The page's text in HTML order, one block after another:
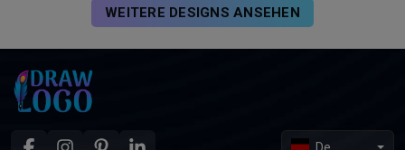
WEITERE DESIGNS ANSEHEN